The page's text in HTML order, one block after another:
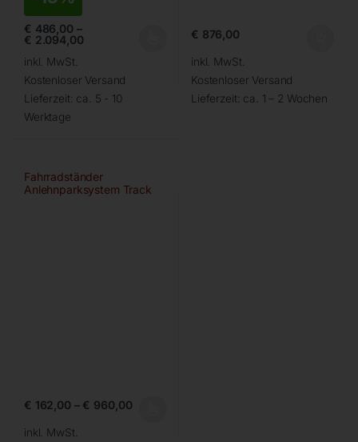
€ 486,00 –
€ 2.094,00
inkl. MwSt.
Kostenloser Versand
Lieferzeit: ca. 5 - 10
Werktage
€ 876,00
inkl. MwSt.
Kostenloser Versand
Lieferzeit: ca. 1 – 2 Wochen
Fahrradständer
Anlehnparksystem Track
€ 162,00 – € 960,00
inkl. MwSt.